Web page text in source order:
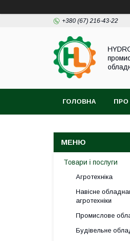
+380 (67) 216-43-22
ГОЛОВНА ПРО
Товари і послуги
Агротехніка
Навісне
агротехніки
Промислове
Будівельне